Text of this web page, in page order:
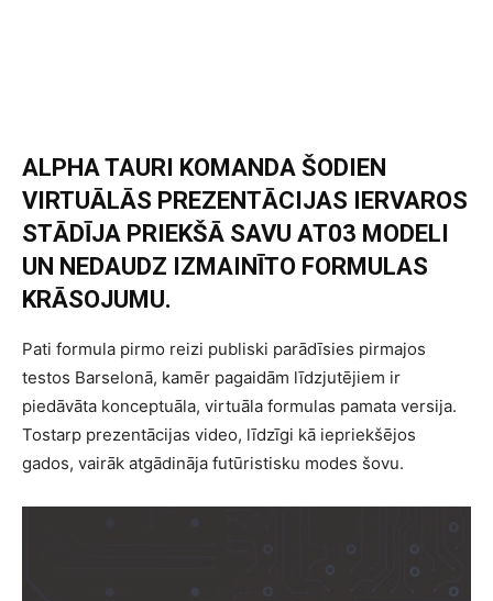
ALPHA TAURI KOMANDA ŠODIEN
VIRTUĀLĀS PREZENTĀCIJAS IERVAROS
STĀDĪJA PRIEKŠĀ SAVU AT03 MODELI
UN NEDAUDZ IZMAINĪTO FORMULAS
KRĀSOJUMU.
Pati formula pirmo reizi publiski parādīsies pirmajos
testos Barselonā, kamēr pagaidām līdzjutējiem ir
piedāvāta konceptuāla, virtuāla formulas pamata versija.
Tostarp prezentācijas video, līdzīgi kā iepriekšējos
gados, vairāk atgādināja futūristisku modes šovu.